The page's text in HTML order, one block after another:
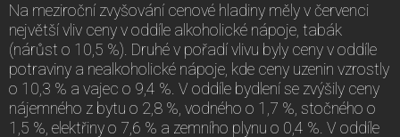
Na meziroční zvyšování cenové hladiny měly v červenci
největší vliv ceny v oddíle alkoholické nápoje, tabák
(nárůst o 10,5 %). Druhé v pořadí vlivu byly ceny v oddíle
potraviny a nealkoholické nápoje, kde ceny uzenin vzrostly
o 10,3 % a vajec o 9,4 %. V oddíle bydlení se zvýšily ceny
nájemného z bytu o 2,8 %, vodného o 1,7 %, stočného o
1,5 %, elektřiny o 7,6 % a zemního plynu o 0,4 %. V oddíle